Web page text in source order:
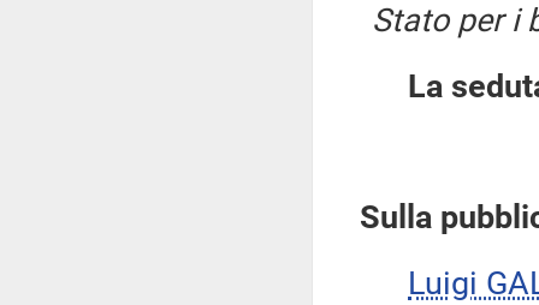
Stato per i
La
Sulla
Luigi